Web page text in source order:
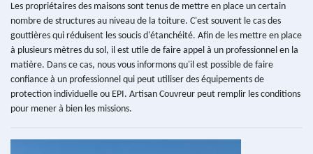
Les propriétaires des maisons sont tenus de mettre en place un certain
nombre de structures au niveau de la toiture. C'est souvent le cas des
gouttières qui réduisent les soucis d'étanchéité. Afin de les mettre en place
à plusieurs mètres du sol, il est utile de faire appel à un professionnel en la
matière. Dans ce cas, nous vous informons qu'il est possible de faire
confiance à un professionnel qui peut utiliser des équipements de
protection individuelle ou EPI. Artisan Couvreur peut remplir les conditions
pour mener à bien les missions.